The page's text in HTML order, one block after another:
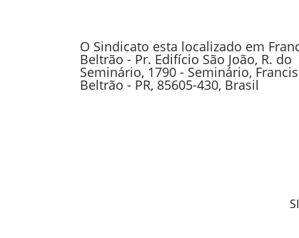
O Sindicato esta localizado em
Beltrão - Pr. Edifício São João, R. do
Seminário, 1790 - Seminário,
Beltrão - PR, 85605-430, Brasil